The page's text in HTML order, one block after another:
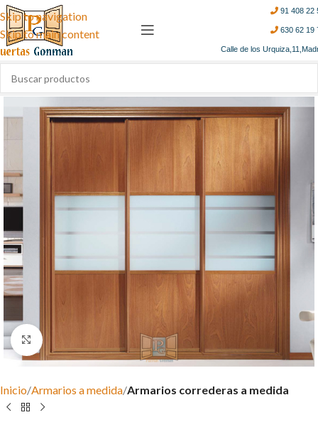
Skip to navigation
Skip to main content
91 408 22
630 62 19
Calle de los
Clic para ampliar
Inicio Armarios a medida Armarios correderas a medida